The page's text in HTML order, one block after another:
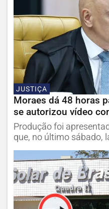
JUSTIÇA
Moraes dá 48 horas
se autorizou vídeo
Produção foi
que, no último sábado,